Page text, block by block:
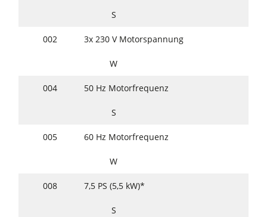
S
002 3x 230 V Motorspannung
W
004 50 Hz Motorfrequenz
S
005 60 Hz Motorfrequenz
W
008 7,5 PS (5,5 kW)*
S